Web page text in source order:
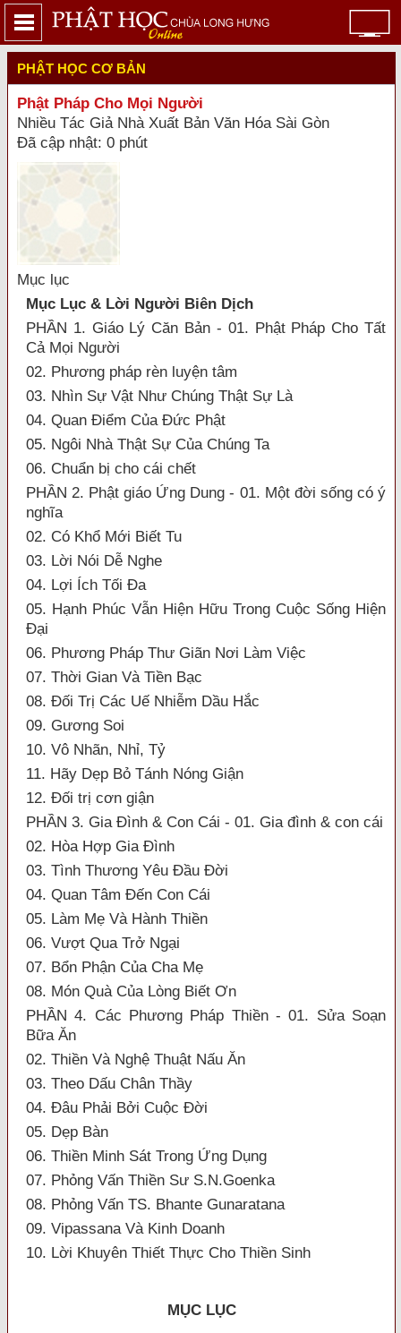
PHẬT HỌC CƠ BẢN
Phật Pháp Cho Mọi Người
Nhiều Tác Giả Nhà Xuất Bản Văn Hóa Sài Gòn
Đã cập nhật: 0 phút
Mục lục
Mục Lục & Lời Người Biên Dịch
PHẦN 1. Giáo Lý Căn Bản - 01. Phật Pháp Cho Tất
Cả Mọi Người
02. Phương pháp rèn luyện tâm
03. Nhìn Sự Vật Như Chúng Thật Sự Là
04. Quan Điểm Của Đức Phật
05. Ngôi Nhà Thật Sự Của Chúng Ta
06. Chuẩn bị cho cái chết
PHẦN 2. Phật giáo Ứng Dung - 01. Một đời sống có ý
nghĩa
02. Có Khổ Mới Biết Tu
03. Lời Nói Dễ Nghe
04. Lợi Ích Tối Đa
05. Hạnh Phúc Vẫn Hiện Hữu Trong Cuộc Sống Hiện
Đại
06. Phương Pháp Thư Giãn Nơi Làm Việc
07. Thời Gian Và Tiền Bạc
08. Đối Trị Các Uế Nhiễm Dầu Hắc
09. Gương Soi
10. Vô Nhãn, Nhỉ, Tỷ
11. Hãy Dẹp Bỏ Tánh Nóng Giận
12. Đối trị cơn giận
PHẦN 3. Gia Đình & Con Cái - 01. Gia đình & con cái
02. Hòa Hợp Gia Đình
03. Tình Thương Yêu Đầu Đời
04. Quan Tâm Đến Con Cái
05. Làm Mẹ Và Hành Thiền
06. Vượt Qua Trở Ngại
07. Bổn Phận Của Cha Mẹ
08. Món Quà Của Lòng Biết Ơn
PHẦN 4. Các Phương Pháp Thiền - 01. Sửa Soạn
Bữa Ăn
02. Thiền Và Nghệ Thuật Nấu Ăn
03. Theo Dấu Chân Thầy
04. Đâu Phải Bởi Cuộc Đời
05. Dẹp Bàn
06. Thiền Minh Sát Trong Ứng Dụng
07. Phỏng Vấn Thiền Sư S.N.Goenka
08. Phỏng Vấn TS. Bhante Gunaratana
09. Vipassana Và Kinh Doanh
10. Lời Khuyên Thiết Thực Cho Thiền Sinh
MỤC LỤC